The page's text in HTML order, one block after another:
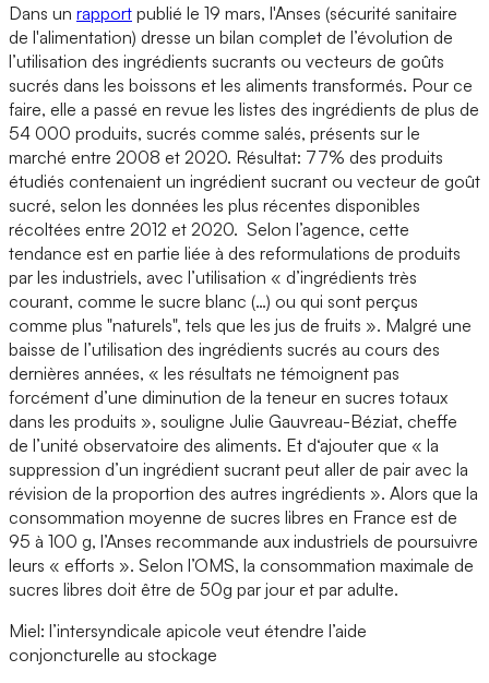
Dans un rapport publié le 19 mars, l'Anses (sécurité sanitaire
de l'alimentation) dresse un bilan complet de l’évolution de
l’utilisation des ingrédients sucrants ou vecteurs de goûts
sucrés dans les boissons et les aliments transformés. Pour ce
faire, elle a passé en revue les listes des ingrédients de plus de
54 000 produits, sucrés comme salés, présents sur le
marché entre 2008 et 2020. Résultat: 77% des produits
étudiés contenaient un ingrédient sucrant ou vecteur de goût
sucré, selon les données les plus récentes disponibles
récoltées entre 2012 et 2020. Selon l’agence, cette
tendance est en partie liée à des reformulations de produits
par les industriels, avec l’utilisation « d’ingrédients très
courant, comme le sucre blanc (…) ou qui sont perçus
comme plus "naturels", tels que les jus de fruits ». Malgré une
baisse de l’utilisation des ingrédients sucrés au cours des
dernières années, « les résultats ne témoignent pas
forcément d’une diminution de la teneur en sucres totaux
dans les produits », souligne Julie Gauvreau-Béziat, cheffe
de l’unité observatoire des aliments. Et d‘ajouter que « la
suppression d’un ingrédient sucrant peut aller de pair avec la
révision de la proportion des autres ingrédients ». Alors que la
consommation moyenne de sucres libres en France est de
95 à 100 g, l’Anses recommande aux industriels de poursuivre
leurs « efforts ». Selon l’OMS, la consommation maximale de
sucres libres doit être de 50g par jour et par adulte.
Miel: l’intersyndicale apicole veut étendre l’aide
conjoncturelle au stockage